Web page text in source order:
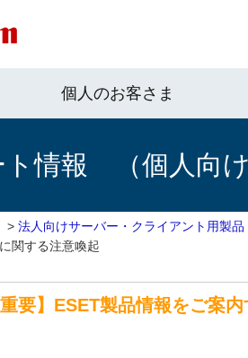
個人のお客さま
情報 （個人向け
> 法人向けサーバー・クライアント用製
関する注意喚起
重要】ESET製品情報をご案